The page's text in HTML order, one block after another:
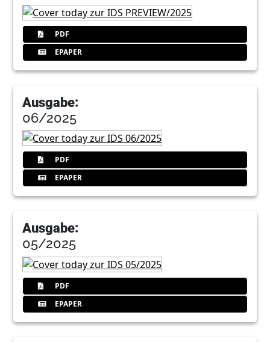
11DÜRR DENTAL AG
IDS-Products
13
14IDS-Products
Redaktion
DÜRR DENTAL AG
17
18IDS-Products
Redaktion
Schnell, präzise, kostengünstig: Gen-Chip-
Technologie -revolutioniert die
zahnärztliche PA-Diagnostik
PDF
EPAPER
Ausgabe:
06/2025
PDF
EPAPER
Ausgabe:
05/2025
PDF
EPAPER